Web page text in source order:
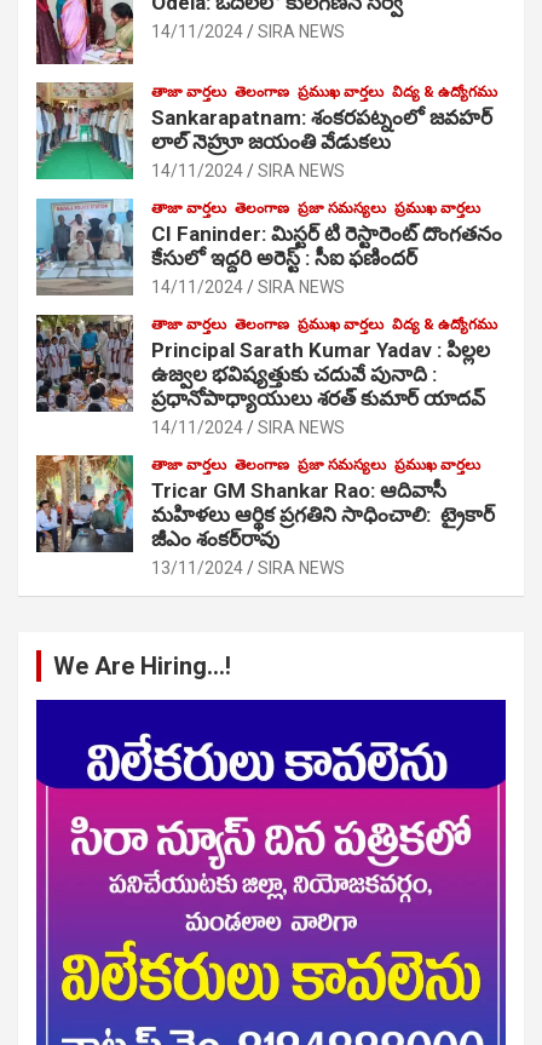
14/11/2024 SIRA NEWS
తాజా వార్తలు తెలంగాణ ప్రముఖ వార్తలు విద్య & ఉద్యోగము
Sankarapatnam: శంకరపట్నంలో జవహర్
లాల్ నెహ్రూ జయంతి వేడుకలు
14/11/2024 SIRA NEWS
తాజా వార్తలు తెలంగాణ ప్రజా సమస్యలు ప్రముఖ వార్తలు
CI Faninder: మిస్టర్ టి రెస్టారెంట్ దొంగతనం
కేసులో ఇద్దరి అరెస్ట్ : సీఐ ఫణిందర్
14/11/2024 SIRA NEWS
తాజా వార్తలు తెలంగాణ ప్రముఖ వార్తలు విద్య & ఉద్యోగము
Principal Sarath Kumar Yadav : పిల్లల
ఉజ్వల భవిష్యత్తుకు చదువే పునాది :
ప్రధానోపాధ్యాయులు శరత్ కుమార్ యాదవ్
14/11/2024 SIRA NEWS
తాజా వార్తలు తెలంగాణ ప్రజా సమస్యలు ప్రముఖ వార్తలు
Tricar GM Shankar Rao: ఆదివాసీ
మహిళలు ఆర్థిక ప్రగతిని సాధించాలి: ట్రైకార్
జీఎం శంకర్‌రావు
13/11/2024 SIRA NEWS
We Are Hiring…!